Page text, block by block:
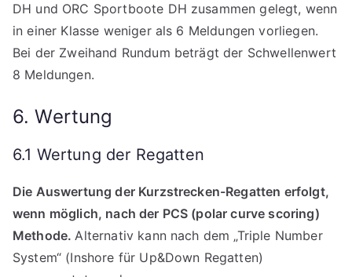
DH und ORC Sportboote DH zusammen gelegt, wenn
in einer Klasse weniger als 6 Meldungen vorliegen.
Bei der Zweihand Rundum beträgt der Schwellenwert
8 Meldungen.
6. Wertung
6.1 Wertung der Regatten
Die Auswertung der Kurzstrecken-Regatten erfolgt,
wenn möglich, nach der PCS (polar curve scoring)
Methode.Alternativ kann nach dem „Triple Number
System“ (Inshore für Up&Down Regatten)